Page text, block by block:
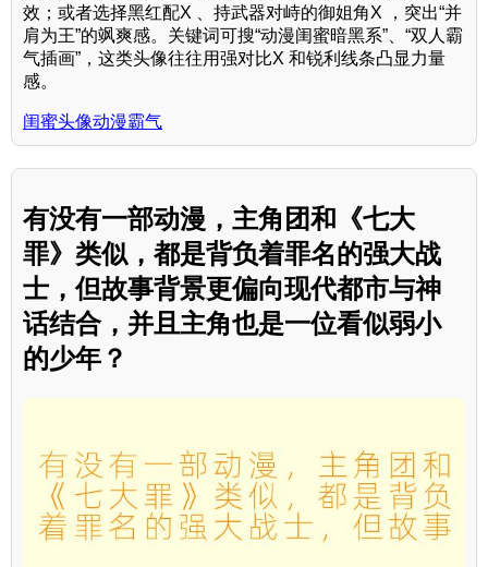
效；或者选择黑红配X 、持武器对峙的御姐角X ，突出“并
肩为王”的飒爽感。关键词可搜“动漫闺蜜暗黑系”、“双人霸
气插画”，这类头像往往用强对比X 和锐利线条凸显力量
感。
闺蜜头像动漫霸气
有没有一部动漫，主角团和《七大
罪》类似，都是背负着罪名的强大战
士，但故事背景更偏向现代都市与神
话结合，并且主角也是一位看似弱小
的少年？